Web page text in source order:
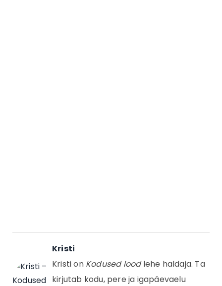
Kristi
Kristi on Kodused loodlehe haldaja. Ta
kirjutab kodu, pere ja igapäevaelu